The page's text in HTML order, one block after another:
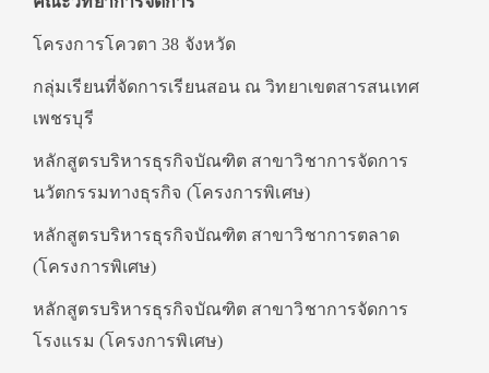
โครงการโควตา 38 จังหวัด
กลุ่มเรียนที่จัดการเรียนสอน ณ วิทยาเขตสารสนเทศ
เพชรบุรี
หลักสูตรบริหารธุรกิจบัณฑิต สาขาวิชาการจัดการ
นวัตกรรมทางธุรกิจ (โครงการพิเศษ)
หลักสูตรบริหารธุรกิจบัณฑิต สาขาวิชาการตลาด
(โครงการพิเศษ)
หลักสูตรบริหารธุรกิจบัณฑิต สาขาวิชาการจัดการ
โรงแรม (โครงการพิเศษ)